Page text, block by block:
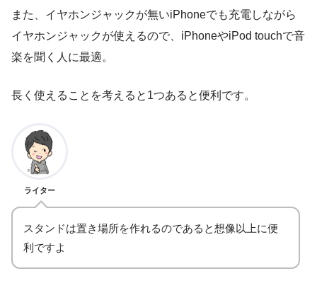
また、イヤホンジャックが無いiPhoneでも充電しながら
イヤホンジャックが使えるので、iPhoneやiPod touchで音
楽を聞く人に最適。
長く使えることを考えると1つあると便利です。
ライター
スタンドは置き場所を作れるのであると想像以上に便
利ですよ